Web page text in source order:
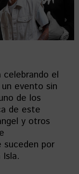
el
evento sin
de los
de este
y otros
suceden por